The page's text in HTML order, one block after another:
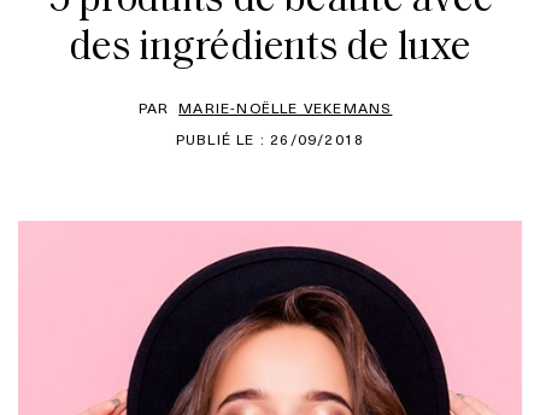
des ingrédients de luxe
PAR MARIE-NOËLLE VEKEMANS
PUBLIÉ LE : 26/09/2018